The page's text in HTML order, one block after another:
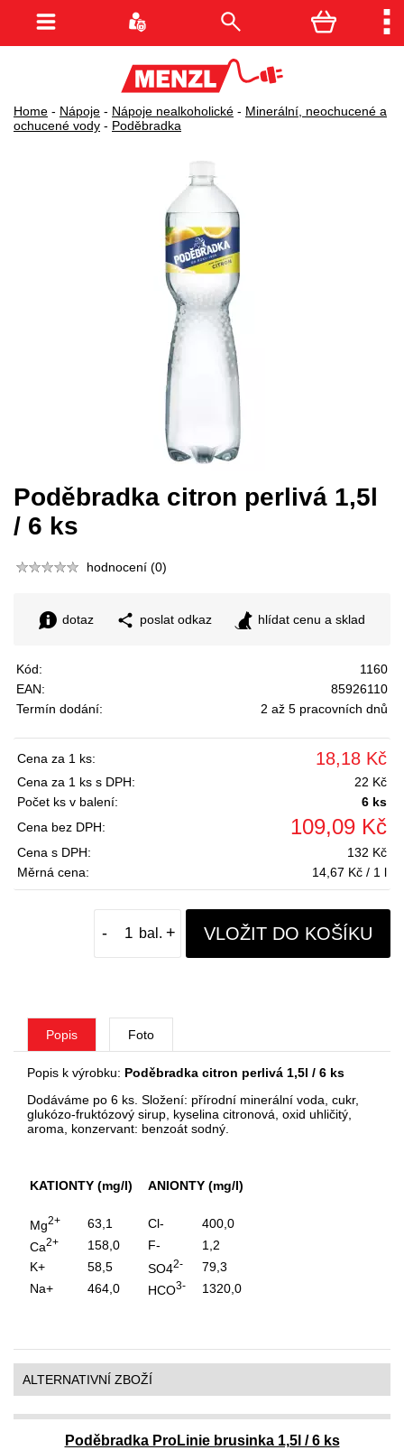
Home - Nápoje - Nápoje nealkoholické - Minerální, neochucené a
ochucené vody - Poděbradka
Poděbradka citron perlivá 1,5l
/ 6 ks
hodnocení (0)
dotaz poslat odkaz hlídat cenu a sklad
Kód:
1160
EAN:
85926110
Termín dodání:
2 až 5 pracovních dnů
Cena za 1 ks: 18,18 Kč
Cena za 1 ks s DPH:
22 Kč
Počet ks v balení:
6 ks
Cena bez DPH:
109,09 Kč
Cena s DPH:
132 Kč
Měrná cena:
14,67 Kč / 1 l
- + VLOŽIT DO KOŠÍKU
Popis Foto
Popis k výrobku: Poděbradka citron perlivá 1,5l / 6 ks
Dodáváme po 6 ks. Složení: přírodní minerální voda, cukr,
glukózo-fruktózový sirup, kyselina citronová, oxid uhličitý,
aroma, konzervant: benzoát sodný.
KATIONTY (mg/l) ANIONTY (mg/l)
Mg2+ 63,1 Cl-
400,0
Ca2+ 158,0 F-
1,2
K+
58,5 SO42-
79,3
Na+
464,0 HCO3- 1320,0
ALTERNATIVNÍ ZBOŽÍ
Poděbradka ProLinie brusinka 1,5l / 6 ks